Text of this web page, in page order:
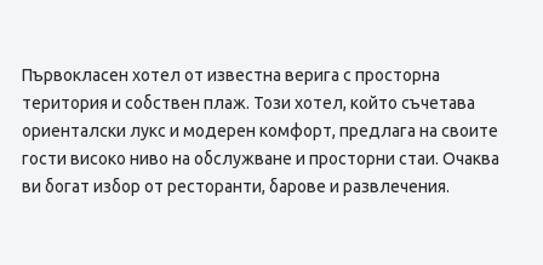
Първокласен хотел от известна верига с просторна
територия и собствен плаж. Този хотел, който съчетава
ориенталски лукс и модерен комфорт, предлага на своите
гости високо ниво на обслужване и просторни стаи. Очаква
ви богат избор от ресторанти, барове и развлечения.